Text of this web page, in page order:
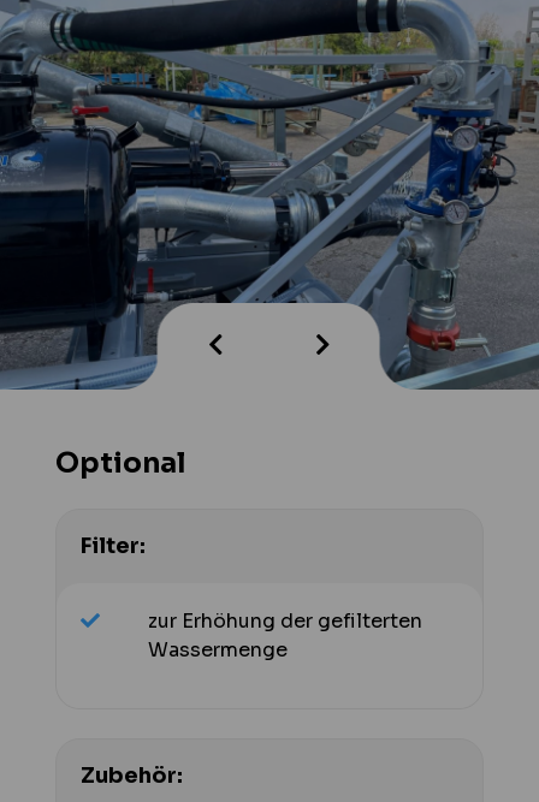
Optional
Filter:
zur Erhöhung der gefilterten
Wassermenge
Zubehör: